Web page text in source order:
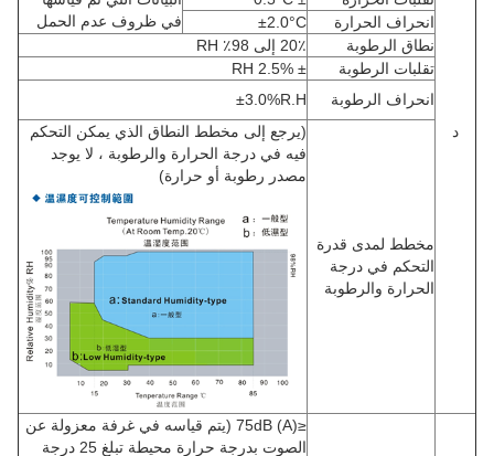
في ظروف عدم الحمل
انحراف الحرارة
±2.0°C
نطاق الرطوبة
20٪ إلى 98٪ RH
تقلبات الرطوبة
± 2.5% RH
انحراف الرطوبة
±3.0%R.H
مخطط لمدى قدرة
التحكم في درجة
الحرارة والرطوبة
(يرجع إلى مخطط النطاق الذي يمكن التحكم
فيه في درجة الحرارة والرطوبة ، لا يوجد
مصدر رطوبة أو حرارة)
≤75dB (A) (يتم قياسه في غرفة معزولة عن
الصوت بدرجة حرارة محيطة تبلغ 25 درجة